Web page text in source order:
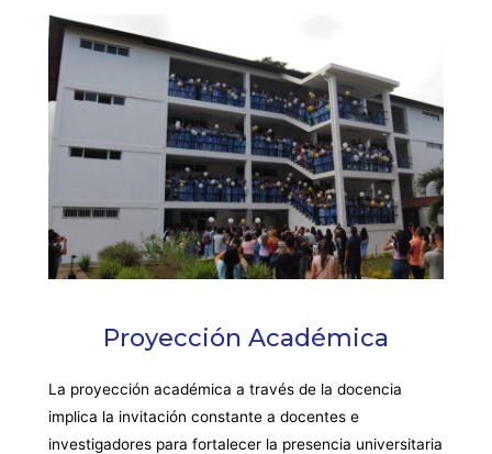
Proyección Académica
La proyección académica a través de la docencia
implica la invitación constante a docentes e
investigadores para fortalecer la presencia universitaria